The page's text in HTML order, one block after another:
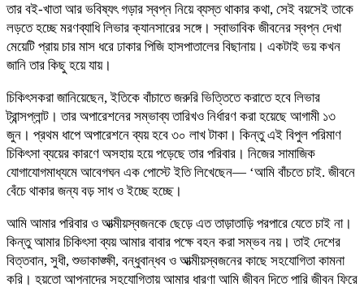
তার বই-খাতা আর ভবিষ্যৎ গড়ার স্বপ্ন নিয়ে ব্যস্ত থাকার কথা, সেই বয়সেই তাকে
লড়তে হচ্ছে মরণব্যাধি লিভার ক্যানসারের সঙ্গে। স্বাভাবিক জীবনের স্বপ্ন দেখা
মেয়েটি প্রায় চার মাস ধরে ঢাকার পিজি হাসপাতালের বিছানায়। একটাই ভয় কখন
জানি তার কিছু হয়ে যায়।
চিকিৎসকরা জানিয়েছেন, ইতিকে বাঁচাতে জরুরি ভিত্তিতে করাতে হবে লিভার
ট্রান্সপ্লান্ট। তার অপারেশনের সম্ভাব্য তারিখও নির্ধারণ করা হয়েছে আগামী ১৩
জুন। প্রথম ধাপে অপারেশনে ব্যয় হবে ৩০ লাখ টাকা। কিন্তু এই বিপুল পরিমাণ
চিকিৎসা ব্যয়ের কারণে অসহায় হয়ে পড়েছে তার পরিবার। নিজের সামাজিক
যোগাযোগমাধ্যমে আবেগঘন এক পোস্টে ইতি লিখেছেন— ‘আমি বাঁচতে চাই. জীবনে
বেঁচে থাকার জন্য বড় সাধ ও ইচ্ছে হচ্ছে।
আমি আমার পরিবার ও আত্মীয়স্বজনকে ছেড়ে এত তাড়াতাড়ি পরপারে যেতে চাই না।
কিন্তু আমার চিকিৎসা ব্যয় আমার বাবার পক্ষে বহন করা সম্ভব নয়। তাই দেশের
বিত্তবান, সুধী, শুভাকাঙ্ক্ষী, বন্ধুবান্ধব ও আত্মীয়স্বজনের কাছে সহযোগিতা কামনা
করি। হয়তো আপনাদের সহযোগিতায় আমার ধারণা আমি জীবন দিতে পারি জীবন ফিরে